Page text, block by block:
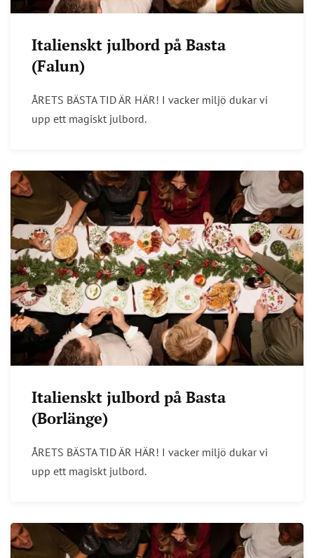
Italienskt julbord på Basta
(Falun)
ÅRETS BÄSTA TID ÄR HÄR! I vacker miljö dukar vi
upp ett magiskt julbord.
Italienskt julbord på Basta
(Borlänge)
ÅRETS BÄSTA TID ÄR HÄR! I vacker miljö dukar vi
upp ett magiskt julbord.